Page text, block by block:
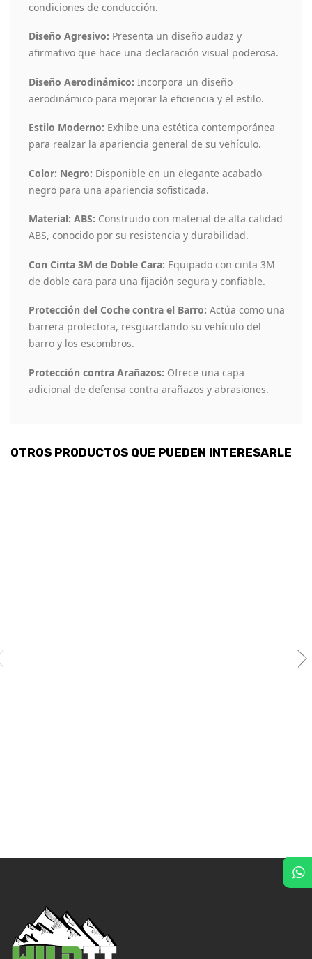
condiciones de conducción.
Diseño Agresivo: Presenta un diseño audaz y
afirmativo que hace una declaración visual poderosa.
Diseño Aerodinámico: Incorpora un diseño
aerodinámico para mejorar la eficiencia y el estilo.
Estilo Moderno: Exhibe una estética contemporánea
para realzar la apariencia general de su vehículo.
Color: Negro: Disponible en un elegante acabado
negro para una apariencia sofisticada.
Material: ABS: Construido con material de alta calidad
ABS, conocido por su resistencia y durabilidad.
Con Cinta 3M de Doble Cara: Equipado con cinta 3M
de doble cara para una fijación segura y confiable.
Protección del Coche contra el Barro: Actúa como una
barrera protectora, resguardando su vehículo del
barro y los escombros.
Protección contra Arañazos: Ofrece una capa
adicional de defensa contra arañazos y abrasiones.
OTROS PRODUCTOS QUE PUEDEN INTERESARLE